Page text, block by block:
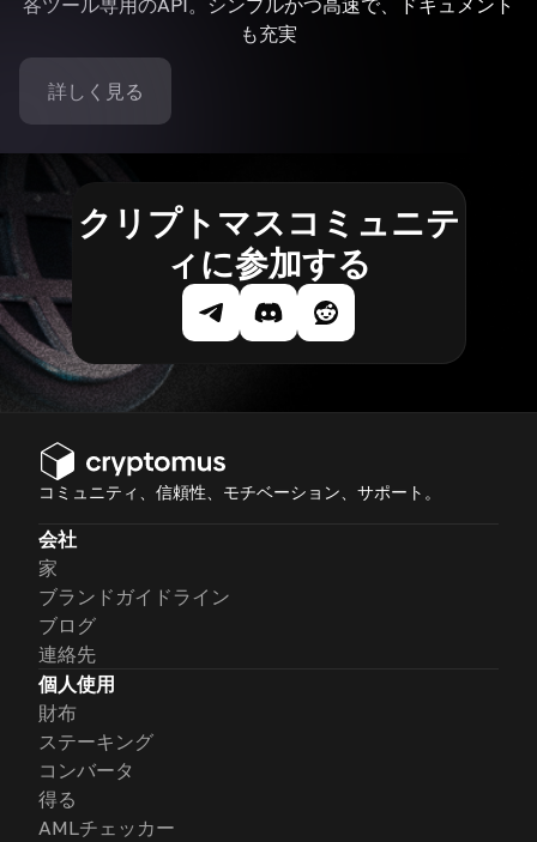
各ツール専用のAPI。シンプルかつ高速で、ドキュメント
も充実
詳しく見る
クリプトマスコミュニテ
ィに参加する
コミュニティ、信頼性、モチベーション、サポート。
会社
家
ブランドガイドライン
ブログ
連絡先
個人使用
財布
ステーキング
コンバータ
得る
AMLチェッカー